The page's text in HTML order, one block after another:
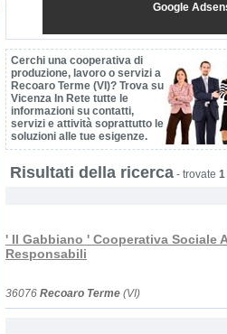
Google
Cerchi una cooperativa di
produzione, lavoro o servizi a
Recoaro Terme (VI)? Trova su
Vicenza In Rete tutte le
informazioni su contatti,
servizi e attività soprattutto le
soluzioni alle tue esigenze.
Risultati della ricerca - trovate 1
' Il Gabbiano ' Cooperativa Sociale
Responsabili
36076 Recoaro Terme (VI)